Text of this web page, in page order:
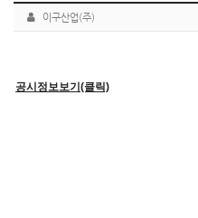
이구산업(주)
공시정보보기(클릭)